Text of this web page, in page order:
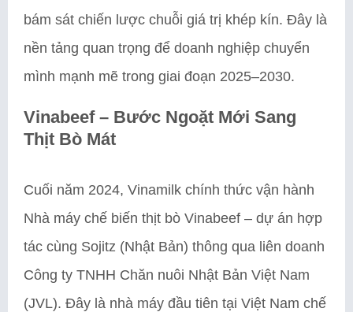
bám sát chiến lược chuỗi giá trị khép kín. Đây là
nền tảng quan trọng để doanh nghiệp chuyển
mình mạnh mẽ trong giai đoạn 2025–2030.
Vinabeef – Bước Ngoặt Mới Sang
Thịt Bò Mát
Cuối năm 2024, Vinamilk chính thức vận hành
Nhà máy chế biến thịt bò Vinabeef – dự án hợp
tác cùng Sojitz (Nhật Bản) thông qua liên doanh
Công ty TNHH Chăn nuôi Nhật Bản Việt Nam
(JVL). Đây là nhà máy đầu tiên tại Việt Nam chế